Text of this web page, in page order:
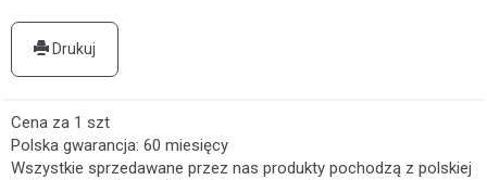
Drukuj
Cena za 1 szt
Polska gwarancja: 60 miesięcy
Wszystkie sprzedawane przez nas produkty pochodzą z polskiej